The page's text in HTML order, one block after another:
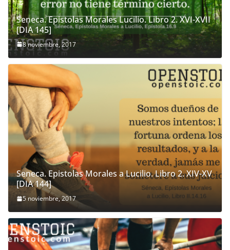
Seneca. Epistolas Morales Lucilio. Libro 2. XVI-XVII
[DIA 145]
8 noviembre, 2017
Seneca. Epistolas Morales a Lucilio. Libro 2. XIV-XV
[DIA 144]
5 noviembre, 2017